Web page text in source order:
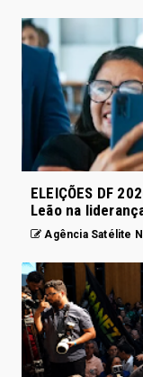
ELEIÇÕES DF
Leão na
Agência Satélite